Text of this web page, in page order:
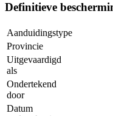
Definitieve
Aanduidingstype
Provincie
Uitgevaardigd
als
Ondertekend
door
Datum